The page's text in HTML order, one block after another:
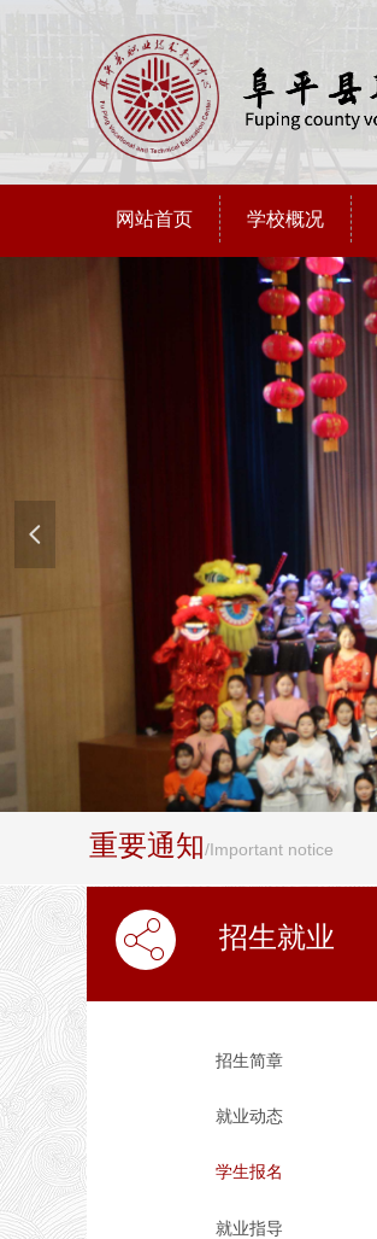
网站首页 学校概况
넳
重要通知/Important notice
뀄
ꀲ 招生就业
招生简章
就业动态
学生报名
就业指导